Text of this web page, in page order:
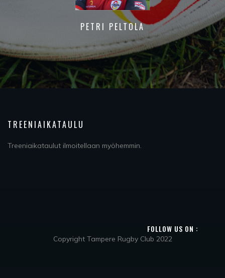
PETRI PELTOLA
TREENIAIKATAULU
Treeniaikataulut ilmoitellaan myöhemmin.
FOLLOW US ON :
Copyright Tampere Rugby Club 2022